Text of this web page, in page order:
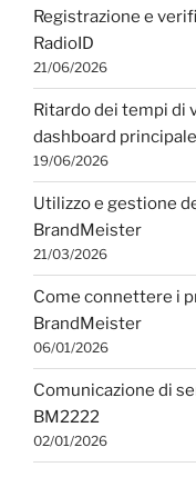
Registrazione e
RadioID
21/06/2026
Ritardo dei tempi di
dashboard
19/06/2026
Utilizzo e gestione
BrandMeister
21/03/2026
Come connettere i
BrandMeister
06/01/2026
Comunicazione di
BM2222
02/01/2026